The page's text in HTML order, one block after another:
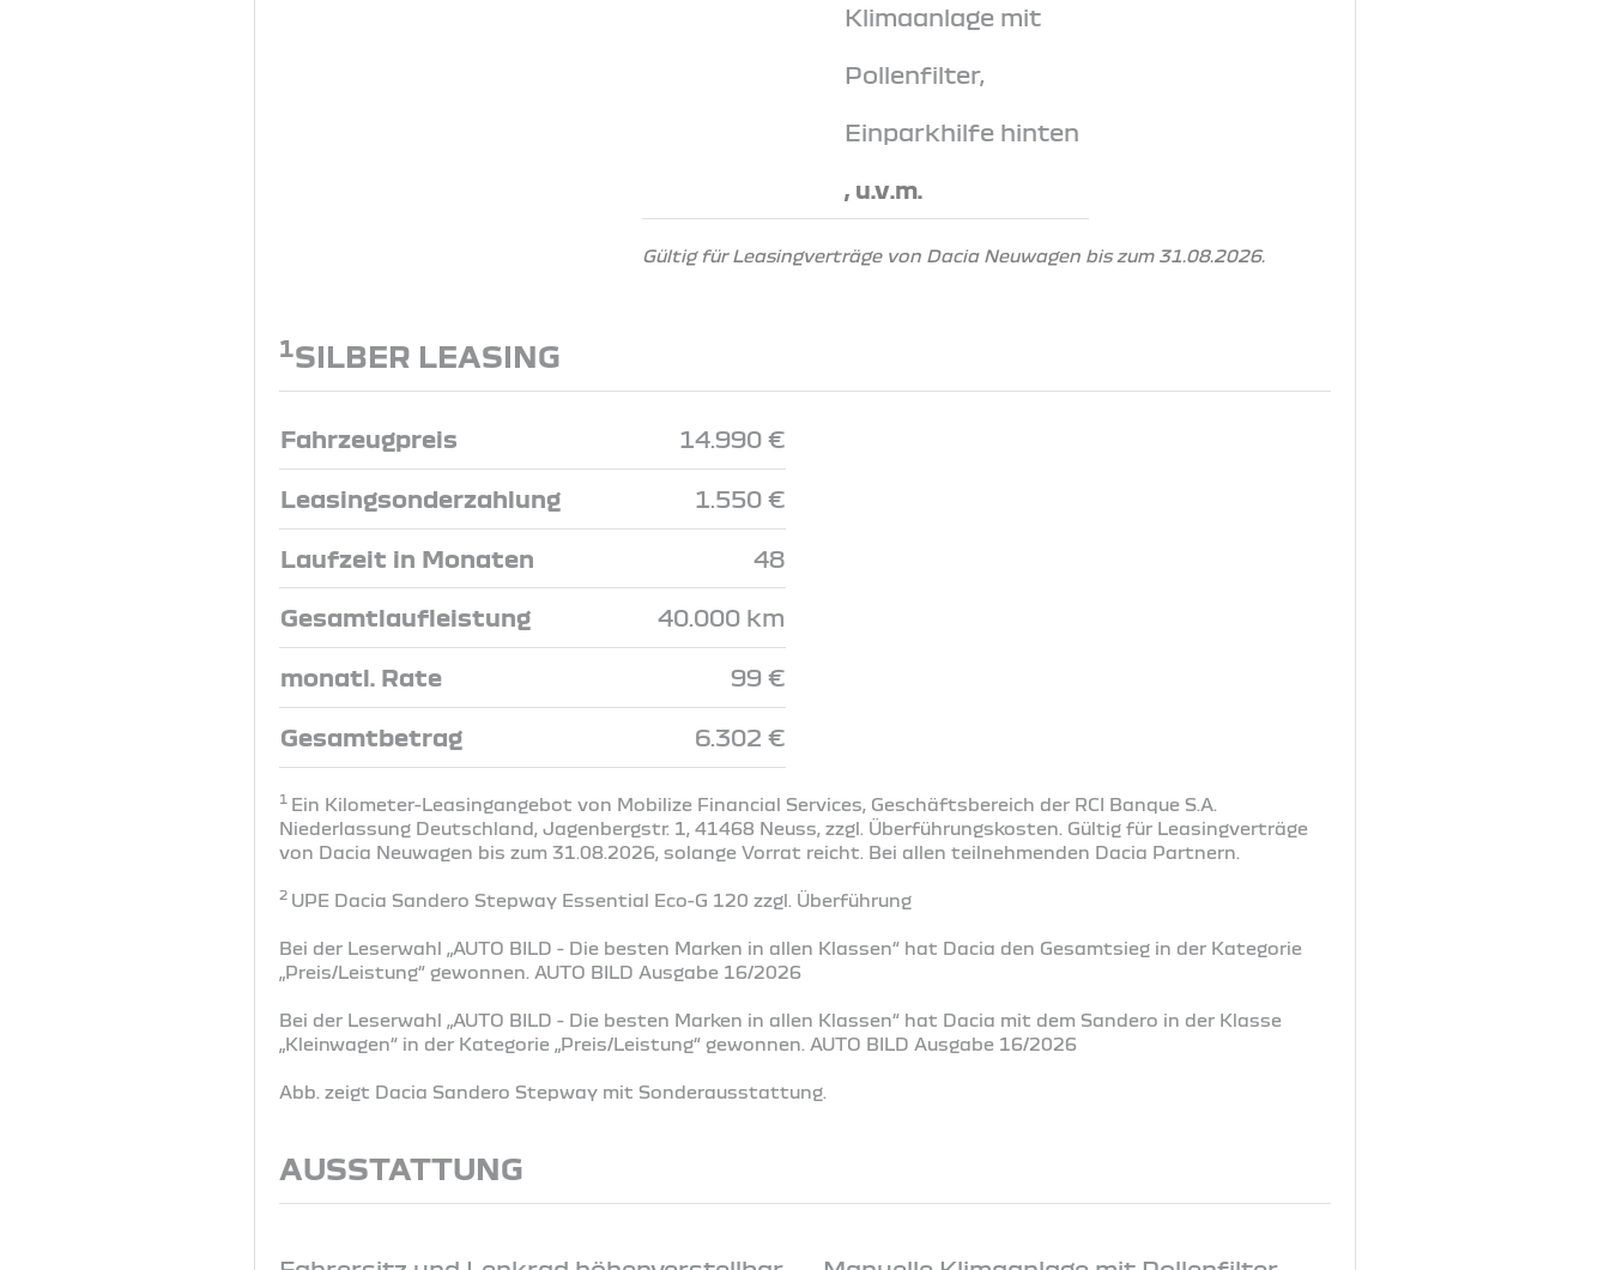
Klimaanlage mit
Pollenfilter,
Einparkhilfe hinten
, u.v.m.
Gültig für Leasingverträge von Dacia Neuwagen bis zum 31.08.2026.
1SILBER LEASING
Fahrzeugpreis 14.990 €
Leasingsonderzahlung 1.550 €
Laufzeit in Monaten 48
Gesamtlaufleistung 40.000 km
monatl. Rate 99 €
Gesamtbetrag 6.302 €
1 Ein Kilometer-Leasingangebot von Mobilize Financial Services, Geschäftsbereich der RCI Banque S.A.
Niederlassung Deutschland, Jagenbergstr. 1, 41468 Neuss, zzgl. Überführungskosten. Gültig für Leasingverträge
von Dacia Neuwagen bis zum 31.08.2026, solange Vorrat reicht. Bei allen teilnehmenden Dacia Partnern.
2 UPE Dacia Sandero Stepway Essential Eco-G 120 zzgl. Überführung
Bei der Leserwahl „AUTO BILD - Die besten Marken in allen Klassen“ hat Dacia den Gesamtsieg in der Kategorie
„Preis/Leistung“ gewonnen. AUTO BILD Ausgabe 16/2026
Bei der Leserwahl „AUTO BILD - Die besten Marken in allen Klassen“ hat Dacia mit dem Sandero in der Klasse
„Kleinwagen“ in der Kategorie „Preis/Leistung“ gewonnen. AUTO BILD Ausgabe 16/2026
Abb. zeigt Dacia Sandero Stepway mit Sonderausstattung.
AUSSTATTUNG